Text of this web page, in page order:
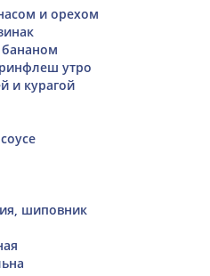
и орехом
утро
и курагой
шиповник